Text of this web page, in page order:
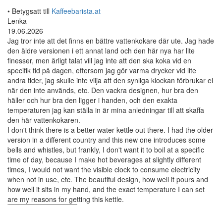
• Betygsatt till Kaffeebarista.at
Lenka
19.06.2026
Jag tror inte att det finns en bättre vattenkokare där ute. Jag hade
den äldre versionen i ett annat land och den här nya har lite
finesser, men ärligt talat vill jag inte att den ska koka vid en
specifik tid på dagen, eftersom jag gör varma drycker vid lite
andra tider, jag skulle inte vilja att den synliga klockan förbrukar el
när den inte används, etc. Den vackra designen, hur bra den
häller och hur bra den ligger i handen, och den exakta
temperaturen jag kan ställa in är mina anledningar till att skaffa
den här vattenkokaren.
I don't think there is a better water kettle out there. I had the older
version in a different country and this new one introduces some
bells and whistles, but frankly, I don't want it to boil at a specific
time of day, because I make hot beverages at slightly different
times, I would not want the visible clock to consume electricity
when not in use, etc. The beautiful design, how well it pours and
how well it sits in my hand, and the exact temperature I can set
are my reasons for getting this kettle.